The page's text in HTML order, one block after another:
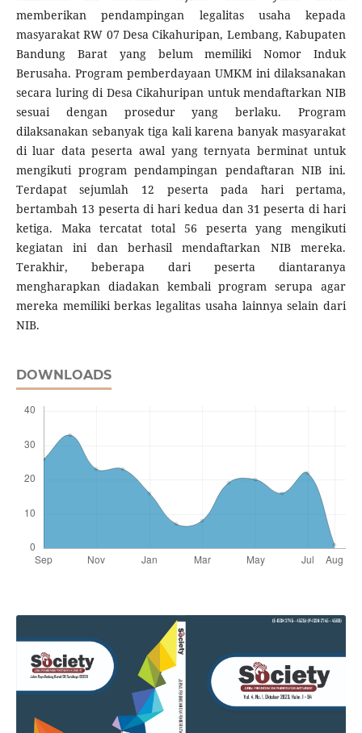
memberikan pendampingan legalitas usaha kepada
masyarakat RW 07 Desa Cikahuripan, Lembang, Kabupaten
Bandung Barat yang belum memiliki Nomor Induk
Berusaha. Program pemberdayaan UMKM ini dilaksanakan
secara luring di Desa Cikahuripan untuk mendaftarkan NIB
sesuai dengan prosedur yang berlaku. Program
dilaksanakan sebanyak tiga kali karena banyak masyarakat
di luar data peserta awal yang ternyata berminat untuk
mengikuti program pendampingan pendaftaran NIB ini.
Terdapat sejumlah 12 peserta pada hari pertama,
bertambah 13 peserta di hari kedua dan 31 peserta di hari
ketiga. Maka tercatat total 56 peserta yang mengikuti
kegiatan ini dan berhasil mendaftarkan NIB mereka.
Terakhir, beberapa dari peserta diantaranya
mengharapkan diadakan kembali program serupa agar
mereka memiliki berkas legalitas usaha lainnya selain dari
NIB.
DOWNLOADS